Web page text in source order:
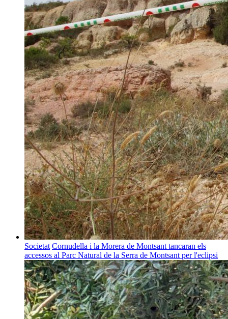
Societat Cornudella i la Morera de Montsant tancaran els
accessos al Parc Natural de la Serra de Montsant per l'eclipsi